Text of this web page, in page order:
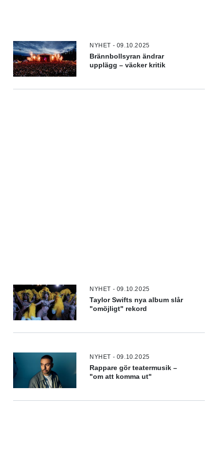
NYHET - 09.10.2025
Brännbollsyran ändrar
upplägg – väcker kritik
NYHET - 09.10.2025
Taylor Swifts nya album slår
"omöjligt" rekord
NYHET - 09.10.2025
Rappare gör teatermusik –
"om att komma ut"